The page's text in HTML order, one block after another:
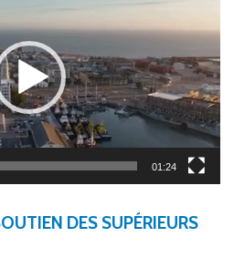
01:24
DES SUPÉRIEURS